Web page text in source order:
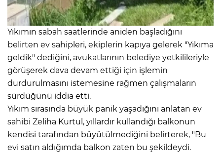
Yıkımın sabah saatlerinde aniden başladığını
belirten ev sahipleri, ekiplerin kapıya gelerek "Yıkıma
geldik" dediğini, avukatlarının belediye yetkilileriyle
görüşerek dava devam ettiği için işlemin
durdurulmasını istemesine rağmen çalışmaların
sürdüğünü iddia etti.
Yıkım sırasında büyük panik yaşadığını anlatan ev
sahibi Zeliha Kurtul, yıllardır kullandığı balkonun
kendisi tarafından büyütülmediğini belirterek, "Bu
evi satın aldığımda balkon zaten bu şekildeydi.